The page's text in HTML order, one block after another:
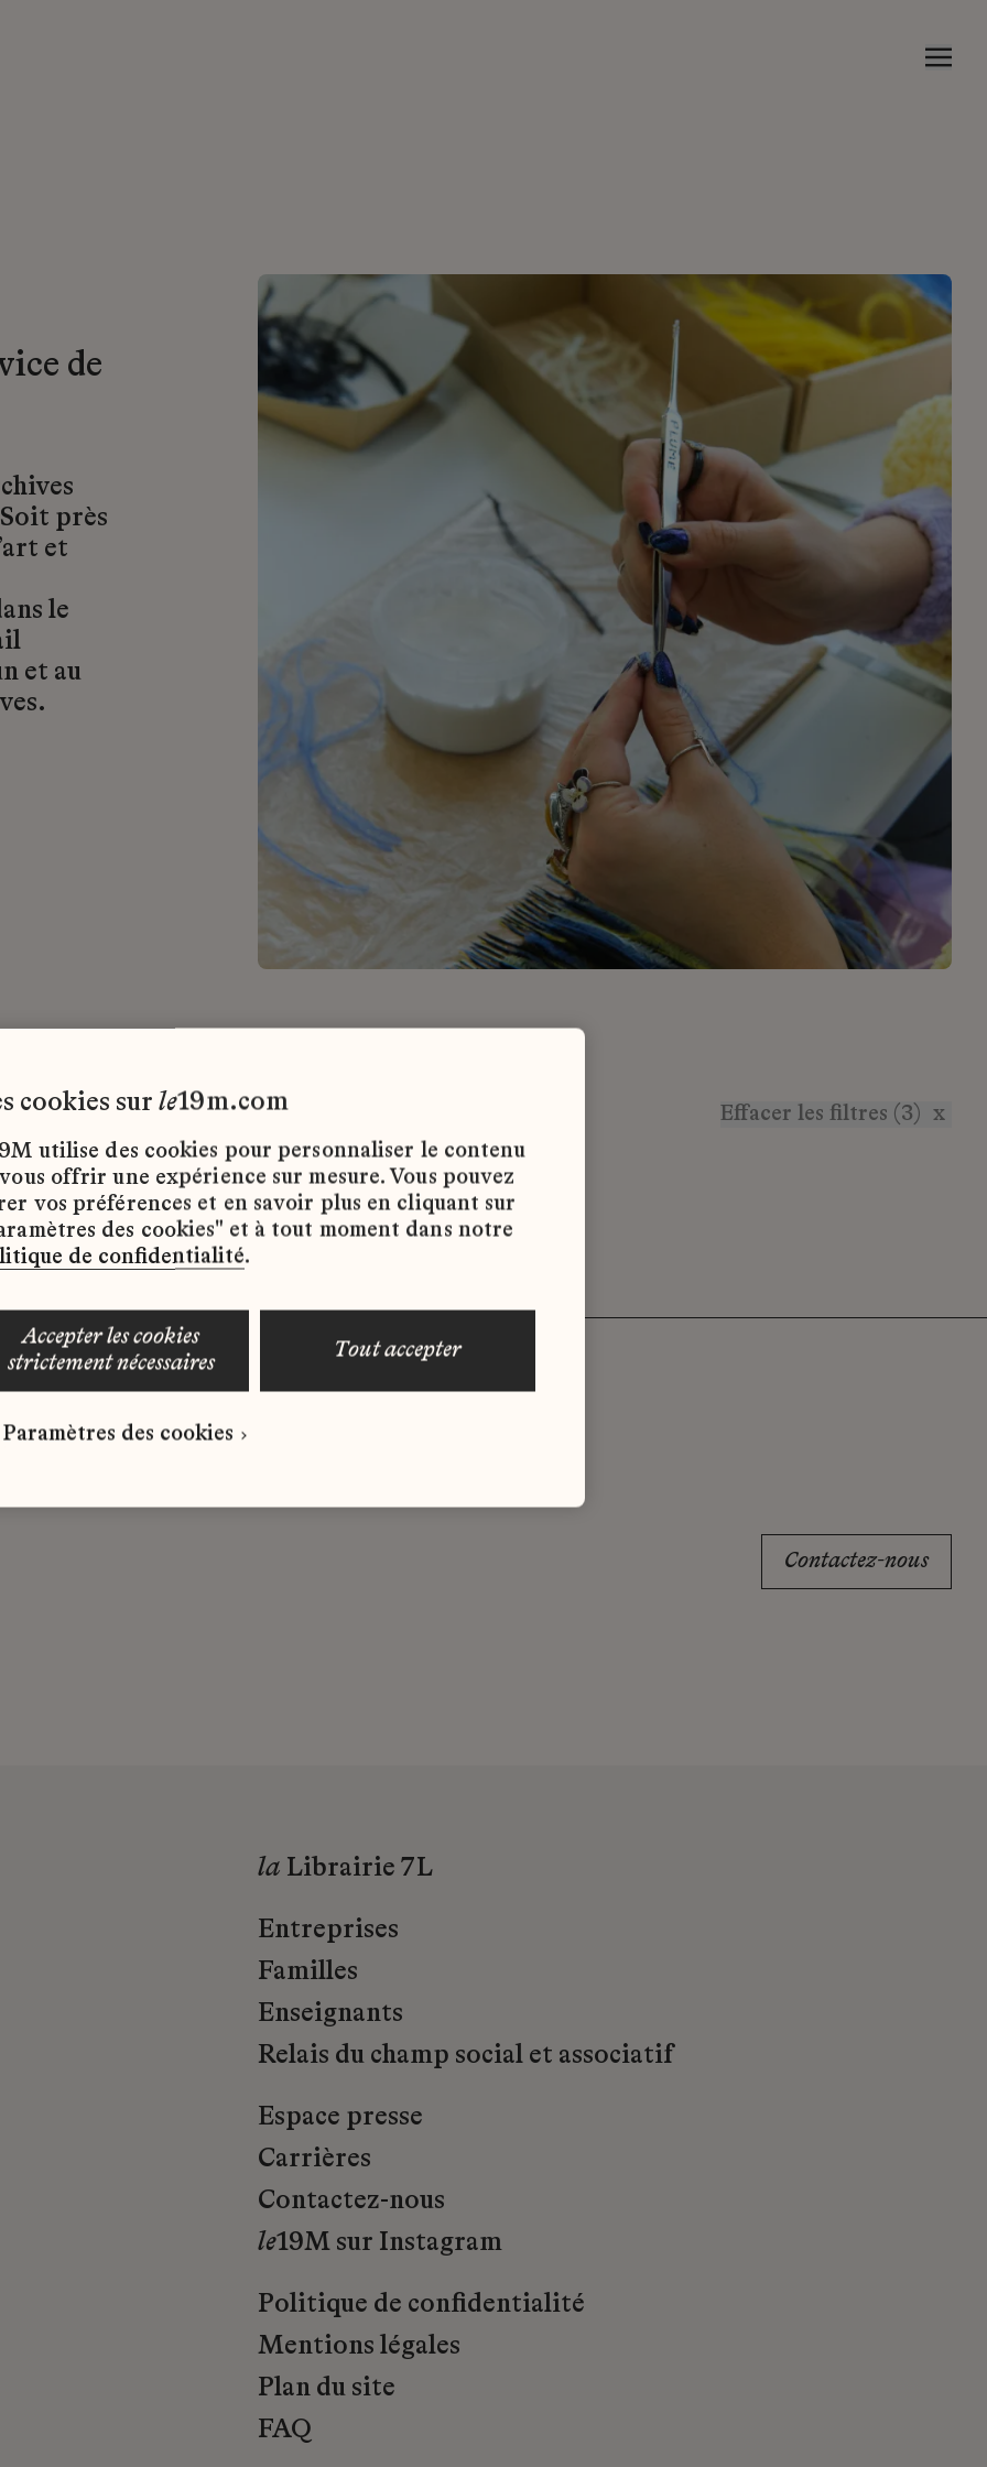
de
près
et
le
et au
Effacer les filtres (3) x
d’emploi disponibles pour le moment.
correspond à votre profil ?
spontanée dès maintenant.
Contactez-nous
la Librairie 7L
Entreprises
Familles
Enseignants
Relais du champ social et associatif
Espace presse
Carrières
Contactez-nous
le19M sur Instagram
Politique de confidentialité
Mentions légales
Plan du site
FAQ
cookies sur le19m.com
utilise des cookies pour personnaliser le contenu
offrir une expérience sur mesure. Vous pouvez
vos préférences et en savoir plus en cliquant sur
des cookies" et à tout moment dans notre
de confidentialité.
accepter les cookies
strictement nécessaires
tout accepter
Paramètres des cookies